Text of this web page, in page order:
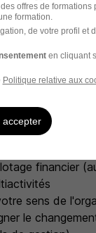
+3 à Bac +5
financier
sens de
le
offres de formations
formation.
de votre profil et
en cliquant
Politique relative aux
accepter